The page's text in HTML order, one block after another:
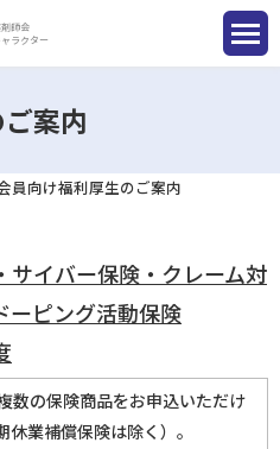
師会
ラクター
みなさまへ
のみなさまへ
みなさまへ
を目指す方へ
案内
員向け福利厚生のご案内
サイバー保険・クレーム対
ーピング活動保険
数の保険商品をお申込いただけ
業補償保険は除く）。